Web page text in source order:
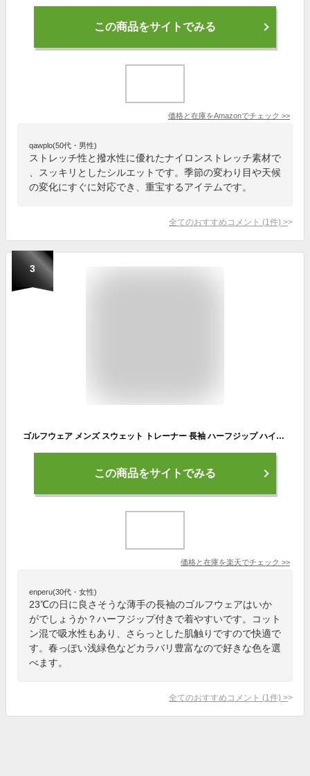
この商品をサイトでみる
価格と在庫をAmazonでチェック >>
qawplo(50代・男性)
ストレッチ性と撥水性に優れたナイロンストレッチ素材で
、スッキリとしたシルエットです。季節の変わり目や天候
の変化にすぐに対応でき、重宝するアイテムです。
全てのおすすめコメント (1 件) >
3
ゴルフウェア メンズ スウェット トレーナー 長袖 ハーフジップ ハイネック トレーナー 無地 ゴルフ ビジネス オフィスカジュアル ジップ プルオーバー スタンドカラー ポロシャツ 長袖tシャツ ロンt 薄手 トップス
この商品をサイトでみる
価格と在庫を楽天でチェック >>
enperu(30代・女性)
23℃の日に良さそうな薄手の長袖のゴルフウェアはいか
がでしょうか？ハーフジップ付きで着やすいです。コット
ン混で吸水性もあり、さらっとした肌触りですので快適で
す。春っぽい浅緑色などカラバリ豊富なので好きな色を選
べます。
全てのおすすめコメント (1 件) >